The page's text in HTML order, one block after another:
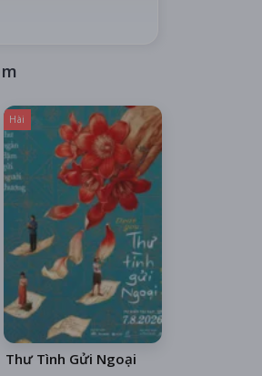
Hài
Thư Tình Gửi Ngoại